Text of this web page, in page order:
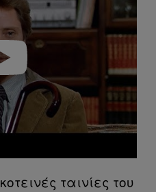
ταινίες του